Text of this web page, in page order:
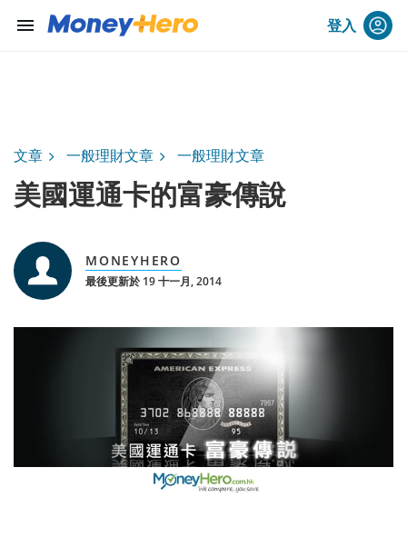
menu 登入
文章 一般理財文章 一般理財文章
美國運通卡的富豪傳說
MONEYHERO
最後更新於 19 十一月, 2014